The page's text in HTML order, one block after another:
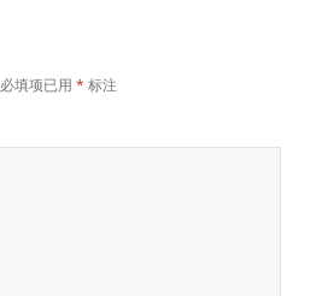
必填项已用* 标注